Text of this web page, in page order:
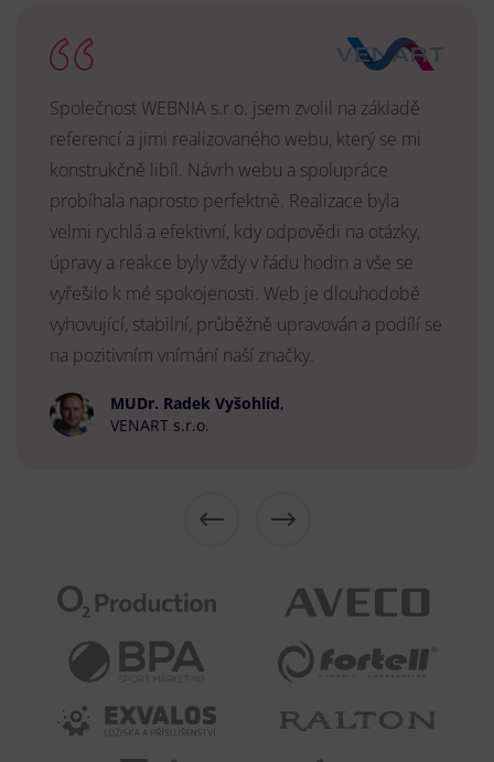
Společnost WEBNIA s.r.o. jsem zvolil na základě
referencí a jimi realizovaného webu, který se mi
konstrukčně libíl. Návrh webu a spolupráce
probíhala naprosto perfektně. Realizace byla
velmi rychlá a efektivní, kdy odpovědi na otázky,
úpravy a reakce byly vždy v řádu hodin a vše se
vyřešilo k mé spokojenosti. Web je dlouhodobě
vyhovující, stabilní, průběžně upravován a podílí se
na pozitivním vnímání naší značky.
MUDr. Radek Vyšohlíd,
VENART s.r.o.